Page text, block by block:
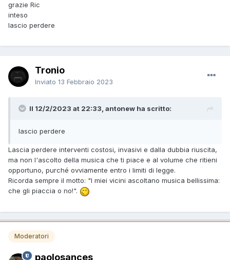
grazie Ric
inteso
lascio perdere
Tronio
Inviato 13 Febbraio 2023
Il 12/2/2023 at 22:33, antonew ha scritto:
lascio perdere
Lascia perdere interventi costosi, invasivi e dalla dubbia riuscita,
ma non l'ascolto della musica che ti piace e al volume che ritieni
opportuno, purché ovviamente entro i limiti di legge.
Ricorda sempre il motto: "I miei vicini ascoltano musica bellissima:
che gli piaccia o no!".
Moderatori
paolosances